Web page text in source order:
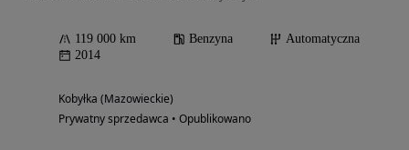
119 000 km Benzyna
Automatyczna
2014
Kobyłka (Mazowieckie)
Prywatny sprzedawca • Opublikowano